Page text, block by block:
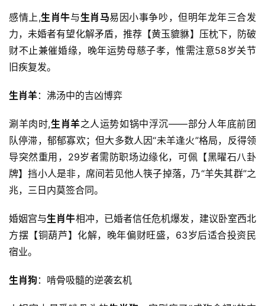
感情上,生肖牛与生肖马易因小事争吵，但明年龙年三合发
力，未婚者有望化解矛盾，推荐【黄玉貔貅】压枕下，防破
财不止兼催婚缘，晚年运势母慈子孝，惟需注意58岁关节
旧疾复发。
生肖羊：沸汤中的吉凶博弈
涮羊肉时,生肖羊之人运势如锅中浮沉——部分人年底前团
队停滞，郁郁寡欢；但大多数人因“未羊逢火”格局，反得领
导突然重用，29岁者需防职场边缘化，可佩【黑曜石八卦
牌】挡小人是非，席间若见他人筷子掉落，乃“羊失其群”之
兆，三日内莫签合同。
婚姻宫与生肖牛相冲，已婚者信任危机爆发，建议卧室西北
方摆【铜葫芦】化解，晚年偏财旺盛，63岁后适合投资民
宿业。
生肖狗 ：啃骨吸髓的逆袭玄机